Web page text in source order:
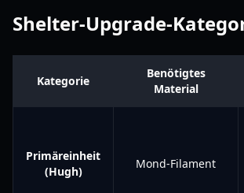
Shelter-Upgrade-
Kategorie
Benötigtes
Material
Primäreinheit
(Hugh)
Mond-Filament